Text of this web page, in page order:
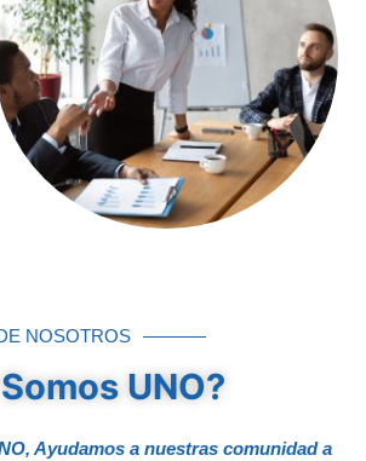
NOSOTROS
UNO?
Ayudamos a nuestras comunidad a